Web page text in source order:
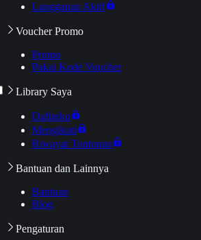
Langganan Aktif
Voucher Promo
Promo
Pakai Kode Voucher
Library Saya
Daftarku
Mengikuti
Riwayat Tontonan
Bantuan dan Lainnya
Bantuan
Blog
Pengaturan